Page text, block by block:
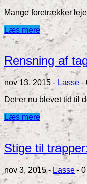
Mange foretrækker
Læs mere
Rensning af
nov 13, 2015 - Lasse -
Det er nu blevet tid til
Læs mere
Stige til
nov 3, 2015- Lasse -